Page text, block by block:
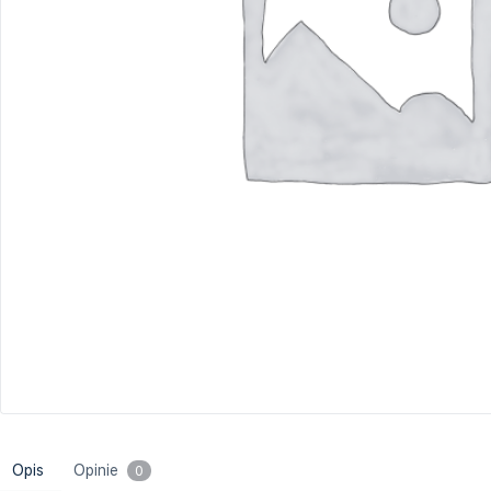
Krytyczne myślenie/
emocjonalna
Project Management
Rachunkowość i sprawozdawczość
Szkolenia branżowe
Opis Opinie 0